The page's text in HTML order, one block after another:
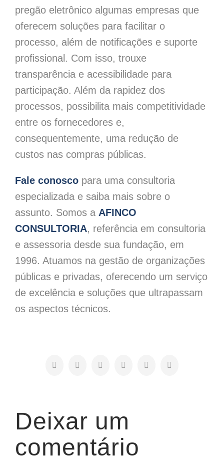
pregão eletrônico algumas empresas que
oferecem soluções para facilitar o
processo, além de notificações e suporte
profissional. Com isso, trouxe
transparência e acessibilidade para
participação. Além da rapidez dos
processos, possibilita mais competitividade
entre os fornecedores e,
consequentemente, uma redução de
custos nas compras públicas.
Fale conosco para uma consultoria
especializada e saiba mais sobre o
assunto. Somos a AFINCO
CONSULTORIA, referência em consultoria
e assessoria desde sua fundação, em
1996. Atuamos na gestão de organizações
públicas e privadas, oferecendo um serviço
de excelência e soluções que ultrapassam
os aspectos técnicos.
Facebook
X LinkedInWhatsAppPinterestE-
Deixar um
comentário